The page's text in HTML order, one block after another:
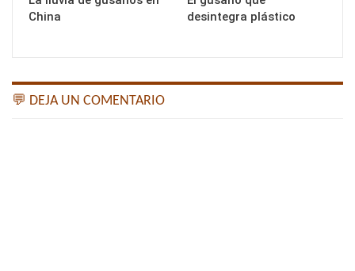
China
desintegra plástico
💬 DEJA UN COMENTARIO